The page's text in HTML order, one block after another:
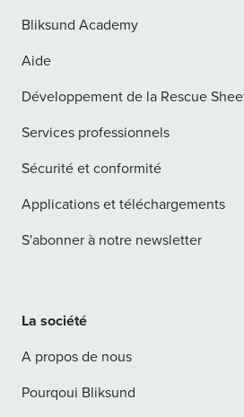
Bliksund Academy
Aide
Développement de la Rescue
Services professionnels
Sécurité et conformité
Applications et téléchargements
S'abonner à notre newsletter
La société
A propos de nous
Pourqoui Bliksund